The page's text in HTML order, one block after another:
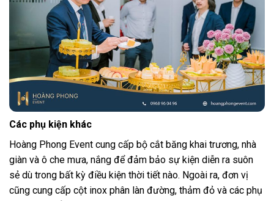
Các phụ kiện khác
Hoàng Phong Event cung cấp bộ cắt băng khai trương, nhà
giàn và ô che mưa, nắng để đảm bảo sự kiện diễn ra suôn
sẻ dù trong bất kỳ điều kiện thời tiết nào. Ngoài ra, đơn vị
cũng cung cấp cột inox phân làn đường, thảm đỏ và các phụ